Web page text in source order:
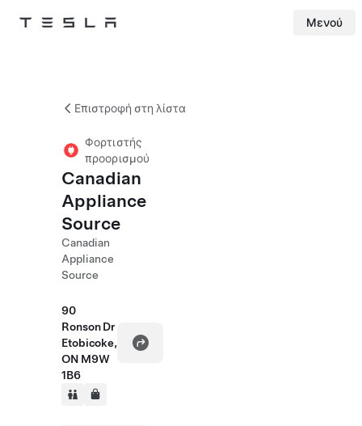
Tesla Μενού
Επιστροφή στη λίστα
Φορτιστής
προορισμού
Canadian
Appliance
Source
Canadian
Appliance
Source
90
Ronson Dr
Etobicoke,
ON M9W
1B6